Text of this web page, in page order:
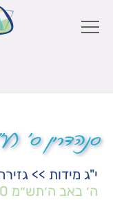
סנהדרין ס'
י"ג מידות >>
ה׳ באב ה׳תש״מ